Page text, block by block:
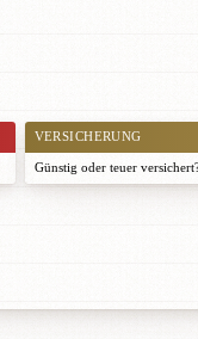
VERSICHERUNG
Günstig oder teuer